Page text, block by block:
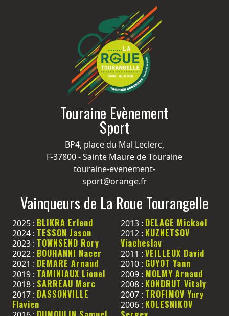
Touraine Evènement
Sport
BP4, place du Mal Leclerc,
F-37800 - Sainte Maure de Touraine
touraine-evenement-
sport@orange.fr
Vainqueurs de La Roue Tourangelle
2025 : BLIKRA Erlend
2024 : TESSON Jason
2023 : TOWNSEND Rory
2022 : BOUHANNI Nacer
2021 : DEMARE Arnaud
2019 : TAMINIAUX Lionel
2018 : SARREAU Marc
2017 : DASSONVILLE
Flavien
2013 : DELAGE Mickael
2012 : KUZNETSOV
Viacheslav
2011 : VEILLEUX David
2010 : GUYOT Yann
2009 : MOLMY Arnaud
2008 : KONDRUT Vitaly
2007 : TROFIMOV Yury
2006 : KOLESNIKOV